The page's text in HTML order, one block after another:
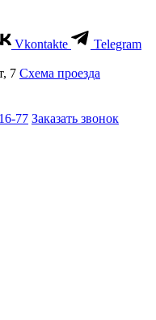
Vkontakte Telegram
7 Cхема проезда
77 Заказать звонок